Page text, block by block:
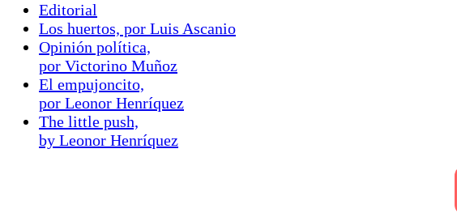
Editorial
Los huertos, por Luis Ascanio
Opinión política,
por Victorino Muñoz
El empujoncito,
por Leonor Henríquez
The little push,
by Leonor Henríquez